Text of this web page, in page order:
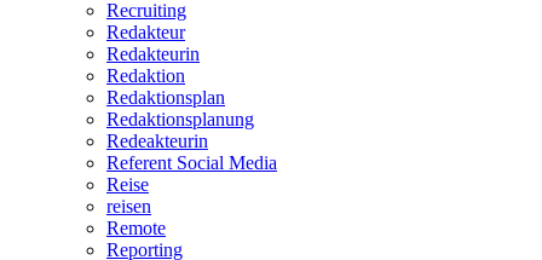
Recruiting
Redakteur
Redakteurin
Redaktion
Redaktionsplan
Redaktionsplanung
Redeakteurin
Referent Social Media
Reise
reisen
Remote
Reporting